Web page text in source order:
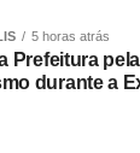
provocadas
5 horas atrás
Prefeitura
durante a